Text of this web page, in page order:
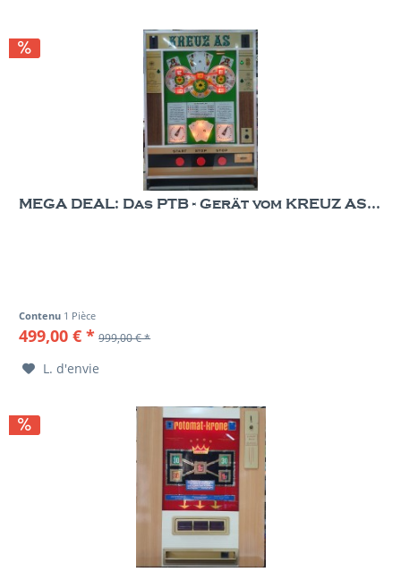
MEGA DEAL: Das PTB - Gerät vom KREUZ AS...
Contenu 1 Pièce
499,00 € * 999,00 € *
L. d'envie